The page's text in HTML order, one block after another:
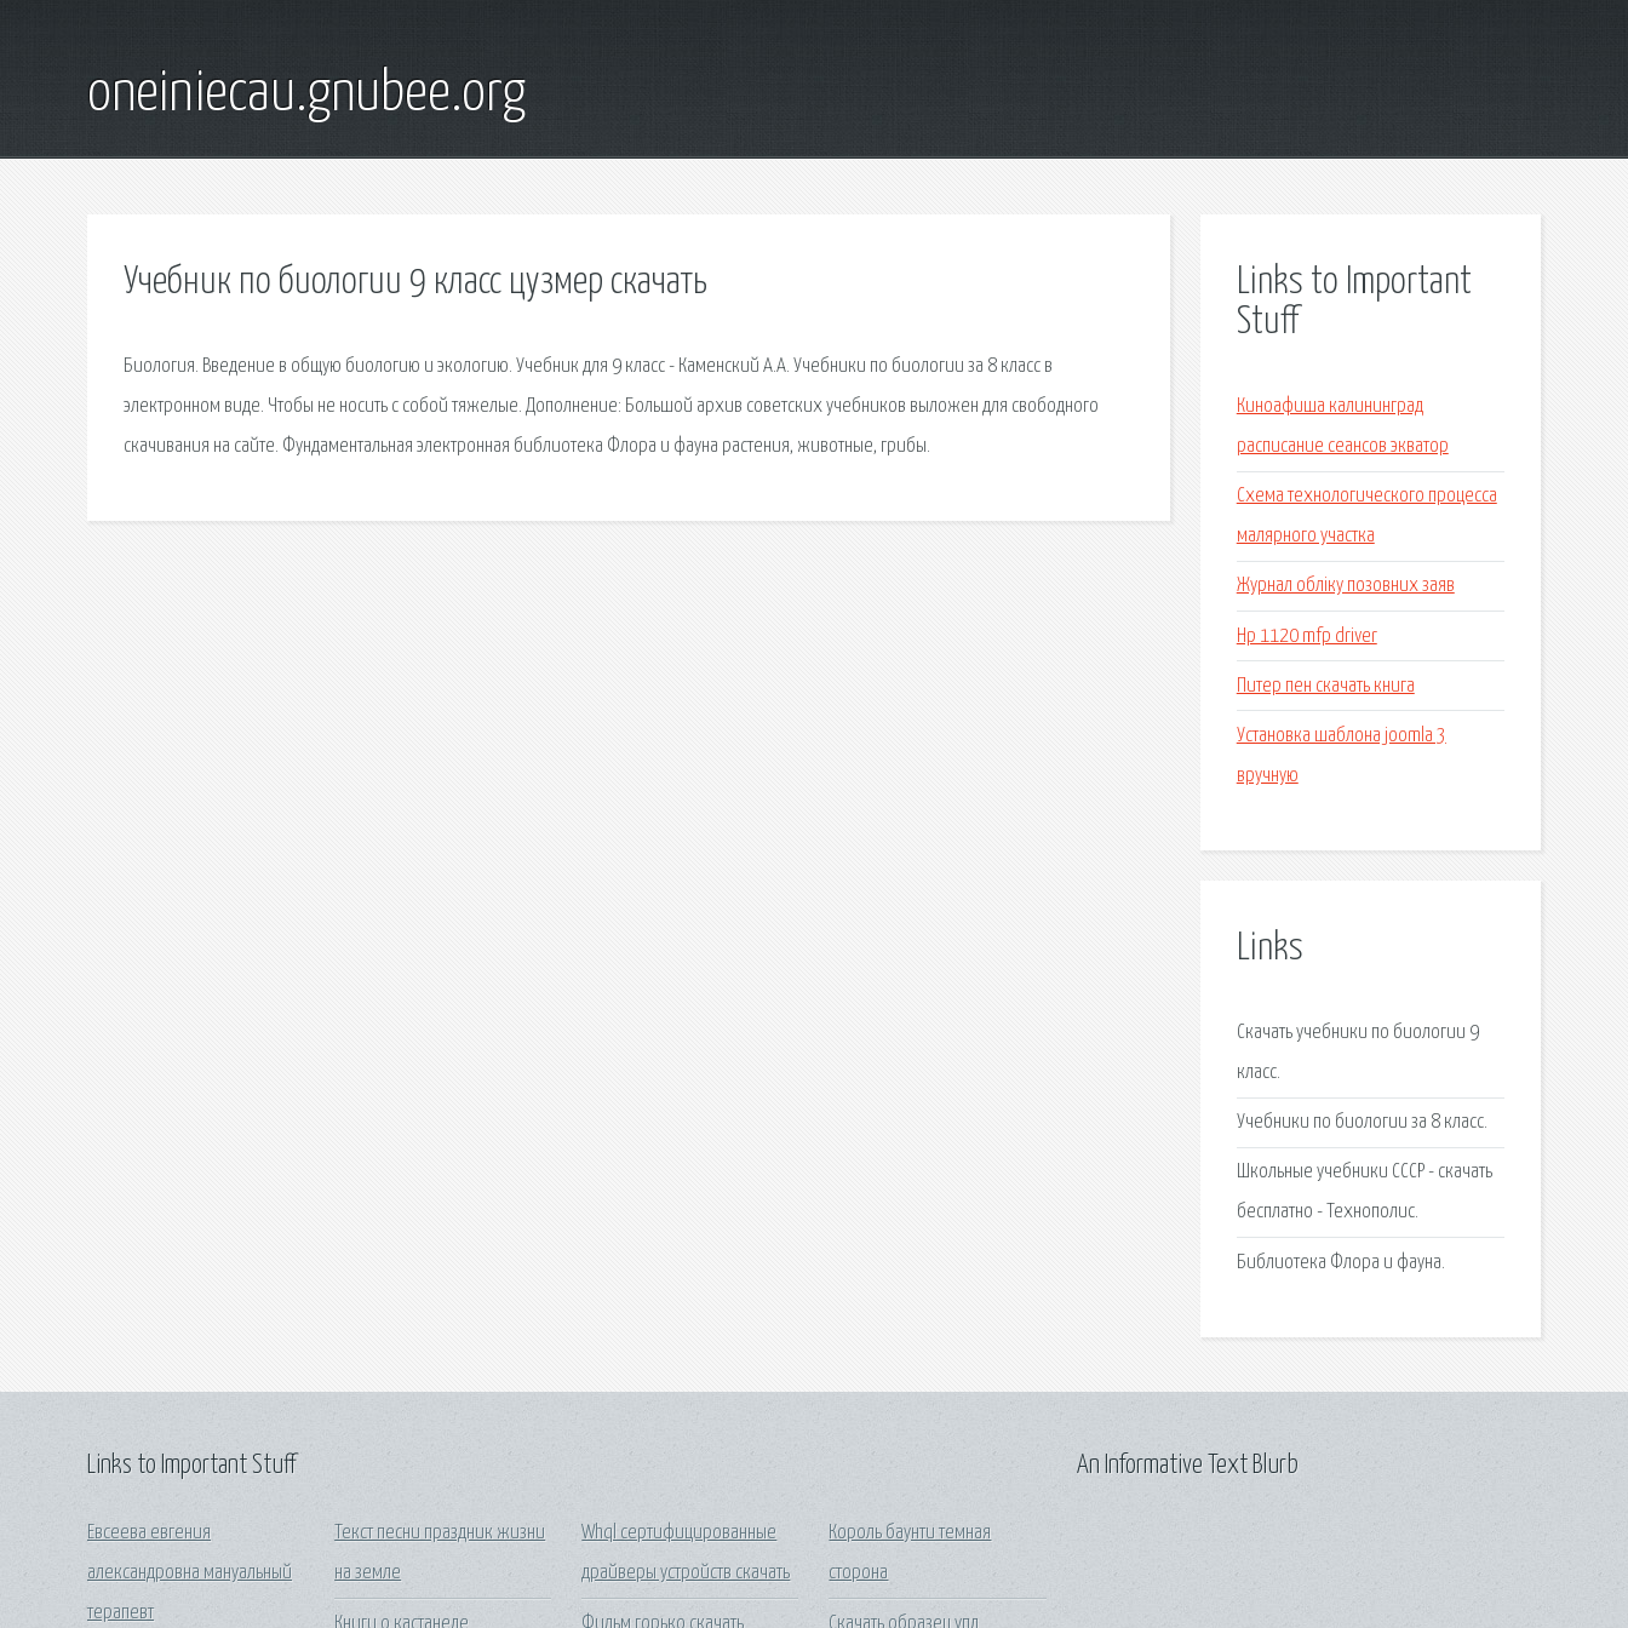
oneiniecau.gnubee.org
Учебник по биологии 9 класс цузмер скачать
Биология. Введение в общую биологию и экологию. Учебник для 9 класс - Каменский А.А. Учебники по биологии за 8 класс в
электронном виде. Чтобы не носить с собой тяжелые. Дополнение: Большой архив советских учебников выложен для свободного
скачивания на сайте. Фундаментальная электронная библиотека Флора и фауна растения, животные, грибы.
Links to Important
Stuff
Киноафиша калининград
расписание сеансов экватор
Схема технологического процесса
малярного участка
Журнал обліку позовних заяв
Hp 1120 mfp driver
Питер пен скачать книга
Установка шаблона joomla 3
вручную
Links
Скачать учебники по биологии 9
класс.
Учебники по биологии за 8 класс.
Школьные учебники СССР - скачать
бесплатно - Технополис.
Библиотека Флора и фауна.
Links to Important Stuff
Евсеева евгения
александровна мануальный
терапевт
Текст песни праздник жизни
на земле
Whql сертифицированные
драйверы устройств скачать
Король баунти темная
сторона
An Informative Text Blurb